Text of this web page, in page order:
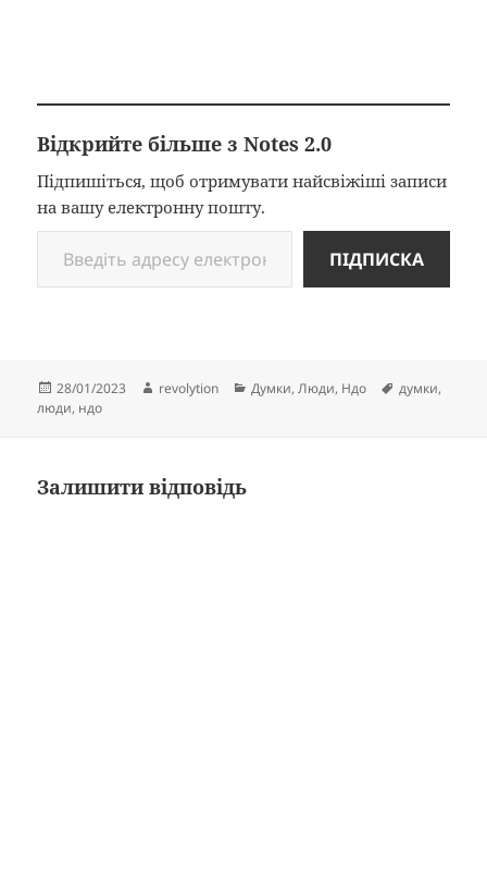
Відкрийте більше з Notes 2.0
Підпишіться, щоб отримувати найсвіжіші записи
на вашу електронну пошту.
Введіть адресу електронної пошти…
ПІДПИСКА
Опубліковано
28/01/2023 Автор
revolytion Категорії
Думки,Люди, Ндо Позначки
думки,
люди, ндо
Залишити відповідь